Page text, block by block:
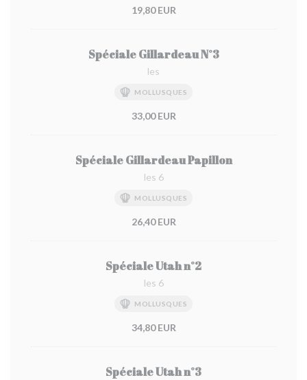
19,80 EUR
Spéciale Gillardeau N°3
les
MOLLUSQUES
33,00 EUR
Spéciale Gillardeau Papillon
les 6
MOLLUSQUES
26,40 EUR
Spéciale Utah n°2
les 6
MOLLUSQUES
34,80 EUR
Spéciale Utah n°3